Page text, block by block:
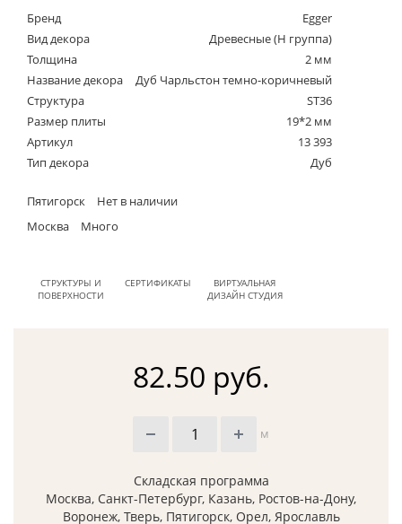
Бренд
Egger
Вид декора
Древесные (Н группа)
Толщина
2 мм
Название декора
Дуб Чарльстон темно-коричневый
Структура
ST36
Размер плиты
19*2 мм
Артикул
13 393
Тип декора
Дуб
Пятигорск
Нет в наличии
Москва
Много
СТРУКТУРЫ И
ПОВЕРХНОСТИ
СЕРТИФИКАТЫ
ВИРТУАЛЬНАЯ
ДИЗАЙН СТУДИЯ
82.50 руб.
м
Складская программа
Москва, Санкт-Петербург, Казань, Ростов-на-Дону,
Воронеж, Тверь, Пятигорск, Орел, Ярославль